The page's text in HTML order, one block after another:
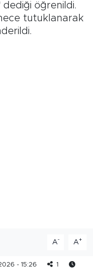
öğrenildi.
tutuklanarak
A- A+
- 15:26
1